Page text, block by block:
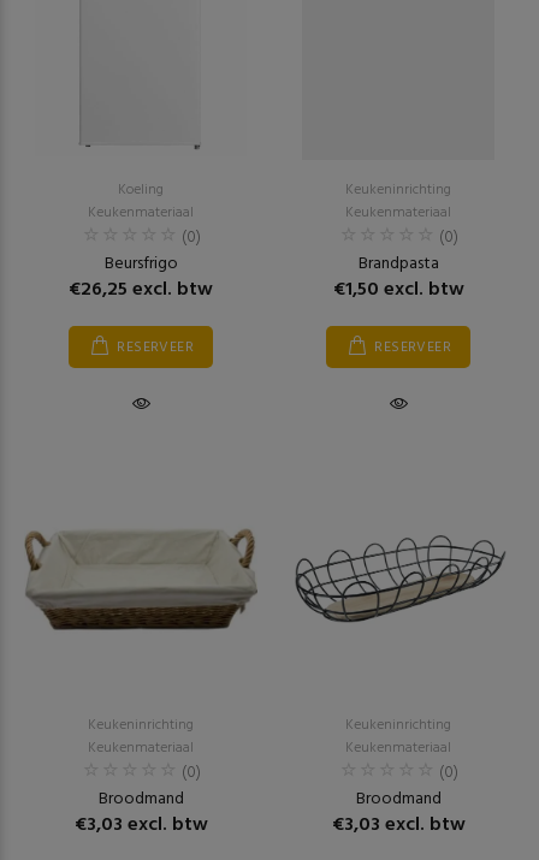
Koeling
Keukenmateriaal
(0)
Beursfrigo
€26,25 excl. btw
RESERVEER
Keukeninrichting
Keukenmateriaal
(0)
Brandpasta
€1,50 excl. btw
RESERVEER
Keukeninrichting
Keukenmateriaal
(0)
Broodmand
€3,03 excl. btw
Keukeninrichting
Keukenmateriaal
(0)
Broodmand
€3,03 excl. btw